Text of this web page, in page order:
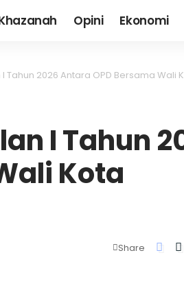
Opini Ekonomi
Tahun 2026 Antara OPD Bersama Wali
I Tahun
Kota
Share